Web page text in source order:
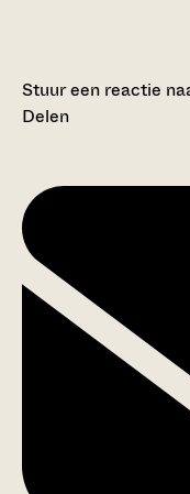
Stuur een reactie
Delen